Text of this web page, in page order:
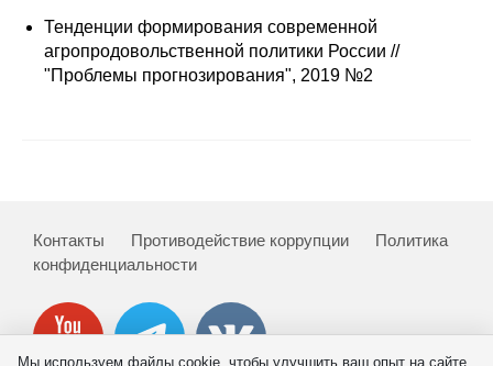
Материалы для СМИ
Проблемы прогнозирования
Тенденции формирования современной
агропродовольственной политики России //
"Проблемы прогнозирования", 2019 №2
Контакты Противодействие коррупции
Политика
конфиденциальности
Мы используем файлы cookie, чтобы улучшить ваш опыт на сайте.